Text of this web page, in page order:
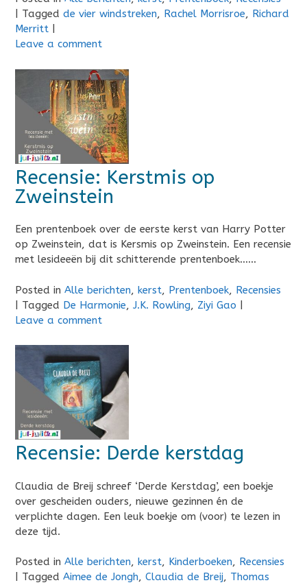
Tagged de vier windstreken, Rachel Morrisroe, Richard
Merritt
Leave a comment
Recensie: Kerstmis op
Zweinstein
Een prentenboek over de eerste kerst van Harry Potter
op Zweinstein, dat is Kersmis op Zweinstein. Een recensie
met lesideeën bij dit schitterende prentenboek……
Posted in Alle berichten, kerst, Prentenboek, Recensies
Tagged De Harmonie, J.K. Rowling, Ziyi Gao
Leave a comment
Recensie: Derde kerstdag
Claudia de Breij schreef ‘Derde Kerstdag’, een boekje
over gescheiden ouders, nieuwe gezinnen én de
verplichte dagen. Een leuk boekje om (voor) te lezen in
deze tijd.
Posted in Alle berichten, kerst, Kinderboeken, Recensies
Tagged Aimee de Jongh, Claudia de Breij, Thomas